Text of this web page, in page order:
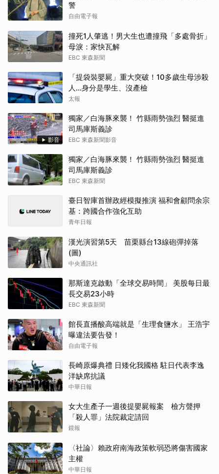
警
自由電子報
撞死1人肇逃！男大生也遭撞飛「多處骨折」
母淚：家快瓦解
EBC 東森新聞
「提袋裝嬰屍」重大突破！10多歲生母涉殺
人...身分是學生、沒產檢
太報
影音
獨家／白海豚來襲！ 竹縣雨勢強烈 醫挺進
司馬庫斯義診
EBC 東森新聞影音
獨家／白海豚來襲！ 竹縣雨勢強烈 醫挺進
司馬庫斯義診
EBC 東森新聞
臺日智庫首辦政經模擬推演 福和會顧問余宗
基：跨國合作強化互助
青年日報
漢光演習第5天 苗栗縣台13線砲彈掉落
(圖)
中央通訊社
那斯達克啟動「全球交易時間」 美股每日最
長交易23小時
EBC 東森新聞
館長直播酸高端就是「生理食鹽水」 王浩宇
曝違法要告發！
自由電子報
長崎原爆典禮 日矮化我國格 駐日代表李逸
洋缺席抗議
中華日報
女大生產子一週後提嬰屍報案 檢方聲押
「殺人罪」法院裁定請回
鏡報
〈社論〉賴政府南海政策軟弱恐將傷害國家
主權
中華日報